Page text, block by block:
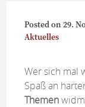
Posted on29.
Aktuelles
Wer sich mal
Spaß an
Themen